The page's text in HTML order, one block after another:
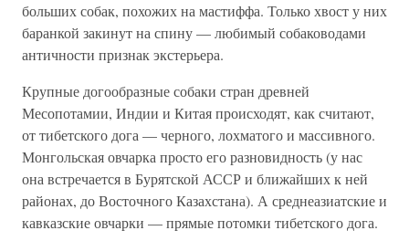
больших собак, похожих на мастиффа. Только хвост у них
баранкой закинут на спину — любимый собаководами
античности признак экстерьера.
Крупные догообразные собаки стран древней
Месопотамии, Индии и Китая происходят, как считают,
от тибетского дога — черного, лохматого и массивного.
Монгольская овчарка просто его разновидность (у нас
она встречается в Бурятской АССР и ближайших к ней
районах, до Восточного Казахстана). А среднеазиатские и
кавказские овчарки — прямые потомки тибетского дога.